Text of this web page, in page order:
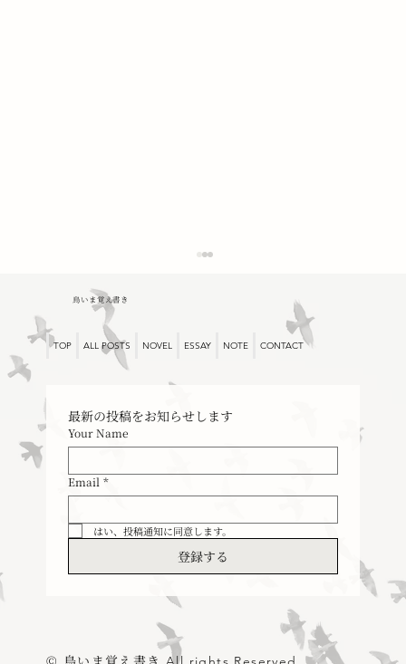
読書と彼の帰還
鳥いま覚え書き
TOP ALL POSTS NOVEL ESSAY NOTE CONTACT
最新の投稿をお知らせします
Your Name
Email *
はい、投稿通知に同意します。
登録する